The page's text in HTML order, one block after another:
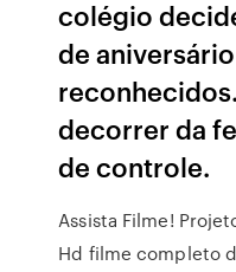
colégio
de
decorrer da
de controle.
Assista Filme!
Hd filme completo